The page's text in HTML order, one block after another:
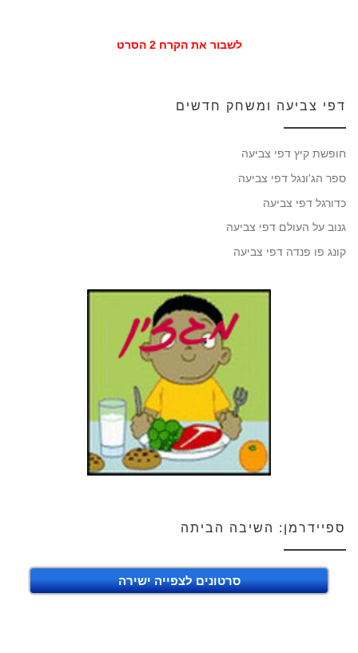
לשבור את הקרח 2 הסרט
דפי צביעה ומשחק חדשים
חופשת קיץ דפי צביעה
ספר הג'ונגל דפי צביעה
כדורגל דפי צביעה
גנוב על העולם דפי צביעה
קונג פו פנדה דפי צביעה
ספיידרמן: השיבה הביתה
סרטונים לצפייה ישירה